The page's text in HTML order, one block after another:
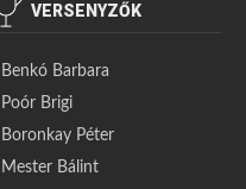
VERSENYZŐK
Benkó Barbara
Poór Brigi
Boronkay Péter
Mester Bálint